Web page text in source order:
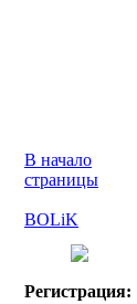
В начало
страницы
BOLiK
Регистрация: